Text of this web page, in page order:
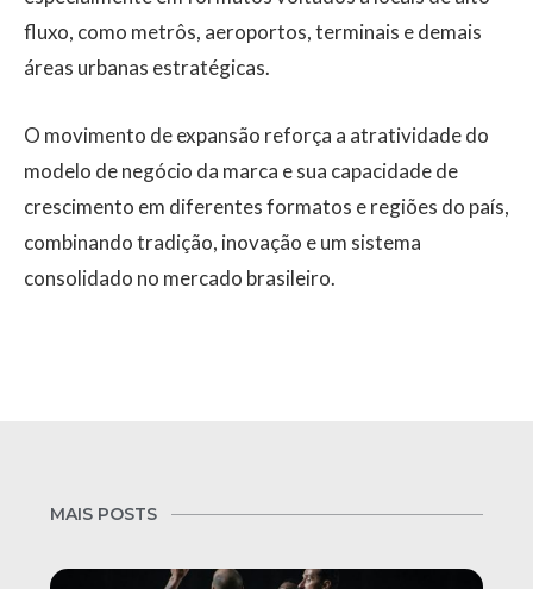
fluxo, como metrôs, aeroportos, terminais e demais
áreas urbanas estratégicas.
O movimento de expansão reforça a atratividade do
modelo de negócio da marca e sua capacidade de
crescimento em diferentes formatos e regiões do país,
combinando tradição, inovação e um sistema
consolidado no mercado brasileiro.
MAIS POSTS